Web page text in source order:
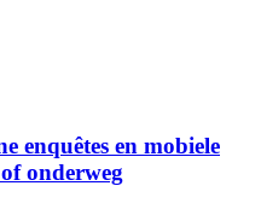
enquêtes en mobiele
onderweg